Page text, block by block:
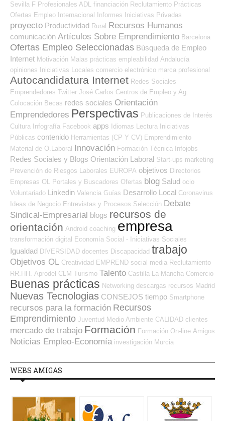
Sevilla F Profesionales ADL financiación Reclutamiento Prácticas
Ofertas Empleo Internacional
Informes Iniciativas Privadas
proyecto Productividad Rural Recursos Humanos
comunicación Artículos Sobre Emprendimiento Barcelona
Ofertas Empleo Seleccionadas Búsqueda de Empleo
Internet Motivación Malas prácticas empleabilidad Andalucía
opiniones
Iniciativas Locales comercio electrónico marca profesional
Autocandidatura Internet Redes Sociales
Emprendedores Twitter José Carlos Centros de Empleo y Ag.
Colocación Becas redes sociales Orientación
Emprendedores Perspectivas Publicaciones de Interés
Cultura Infografía Facebook apps Idiomas Lectura Iniciativas
Públicas contenido Herramientas (CP Y CV) Emprendimiento
Material de O.Laboral
Innovación Formación Técnica Infojobs
Redes Sociales y Blogs Orientación Laboral Start-ups marketing
Prevención de Riesgos Laborales EUROPA objetivos Directorios
Empresas OL Portales y Buscadores Ofertas blog Salud ocio
Voluntariado Linkedin Valencia Guías Desarrollo Local Coronavirus
Ideas de Negocio Entrevistas y Procesos Selección Debate
Sindical-Empresarial blogs recursos de
orientación Android coaching empresa
transformación digital Economía Social - Iniciativas Sociales
Igualdad DIVERSIDAD docentes Discapacidad trabajo
Objetivos OL Creatividad EMPREND social media Reclutamiento
RR.HH. Aprodel CLM Turismo Talento Castilla La Mancha Comercio
Buenas prácticas Networking descargas recursos Madrid
Nuevas Tecnologias CONSEJOS tiempo Smartphone
recursos para la formación Recursos
Emprendimiento Juventud Medio Ambiente CALIDAD clientes
mercado de trabajo Formación Formación On-line Amigos
Noticias Empleo-Economía investigación Murcia
WEBS AMIGAS